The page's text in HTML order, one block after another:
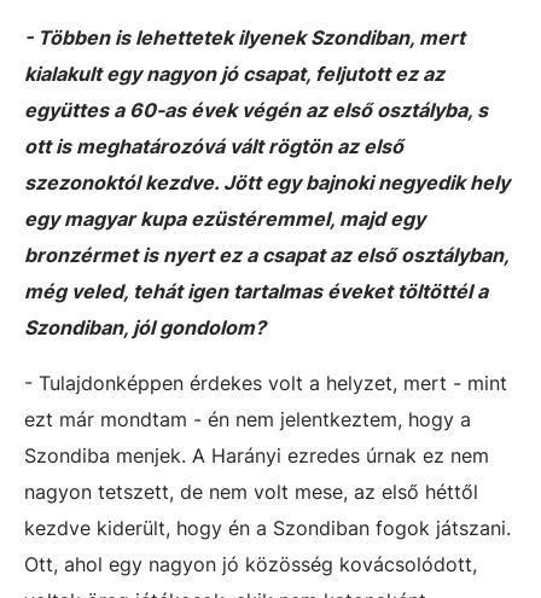
- Többen is lehettetek ilyenek Szondiban, mert
kialakult egy nagyon jó csapat, feljutott ez az
együttes a 60-as évek végén az első osztályba, s
ott is meghatározóvá vált rögtön az első
szezonoktól kezdve. Jött egy bajnoki negyedik hely
egy magyar kupa ezüstéremmel, majd egy
bronzérmet is nyert ez a csapat az első osztályban,
még veled, tehát igen tartalmas éveket töltöttél a
Szondiban, jól gondolom?
- Tulajdonképpen érdekes volt a helyzet, mert - mint
ezt már mondtam - én nem jelentkeztem, hogy a
Szondiba menjek. A Harányi ezredes úrnak ez nem
nagyon tetszett, de nem volt mese, az első héttől
kezdve kiderült, hogy én a Szondiban fogok játszani.
Ott, ahol egy nagyon jó közösség kovácsolódott,